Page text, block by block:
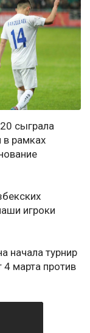
сыграла
в рамках
игроки
начала турнир
марта против